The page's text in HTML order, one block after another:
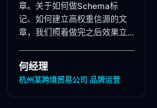
章。关于如何做Schema标
记、如何建立高权重信源的文
章，我们照着做完之后效果立
占位率翻了3倍！"
何经理
杭州某跨境贸易公司 品牌运营